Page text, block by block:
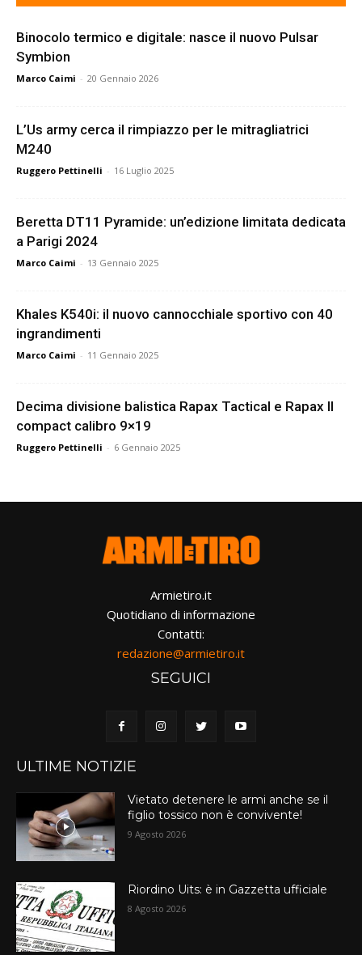
Binocolo termico e digitale: nasce il nuovo Pulsar
Symbion
Marco Caimi - 20 Gennaio 2026
L’Us army cerca il rimpiazzo per le mitragliatrici
M240
Ruggero Pettinelli - 16 Luglio 2025
Beretta DT11 Pyramide: un’edizione limitata dedicata
a Parigi 2024
Marco Caimi - 13 Gennaio 2025
Khales K540i: il nuovo cannocchiale sportivo con 40
ingrandimenti
Marco Caimi - 11 Gennaio 2025
Decima divisione balistica Rapax Tactical e Rapax II
compact calibro 9×19
Ruggero Pettinelli - 6 Gennaio 2025
Armietiro.it
Quotidiano di informazione
Contatti:
redazione@armietiro.it
SEGUICI
ULTIME NOTIZIE
Vietato detenere le armi anche se il
figlio tossico non è convivente!
9 Agosto 2026
Riordino Uits: è in Gazzetta ufficiale
8 Agosto 2026